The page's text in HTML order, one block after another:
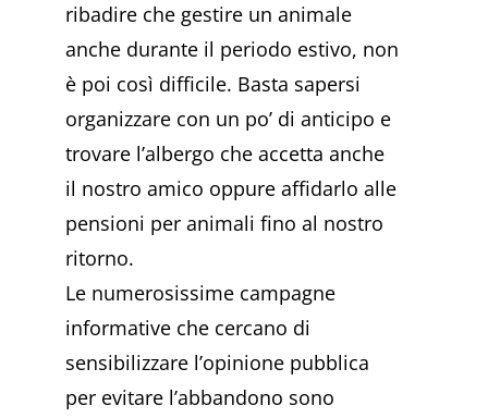
ribadire che gestire un animale
anche durante il periodo estivo, non
è poi così difficile. Basta sapersi
organizzare con un po’ di anticipo e
trovare l’albergo che accetta anche
il nostro amico oppure affidarlo alle
pensioni per animali fino al nostro
ritorno.
Le numerosissime campagne
informative che cercano di
sensibilizzare l’opinione pubblica
per evitare l’abbandono sono